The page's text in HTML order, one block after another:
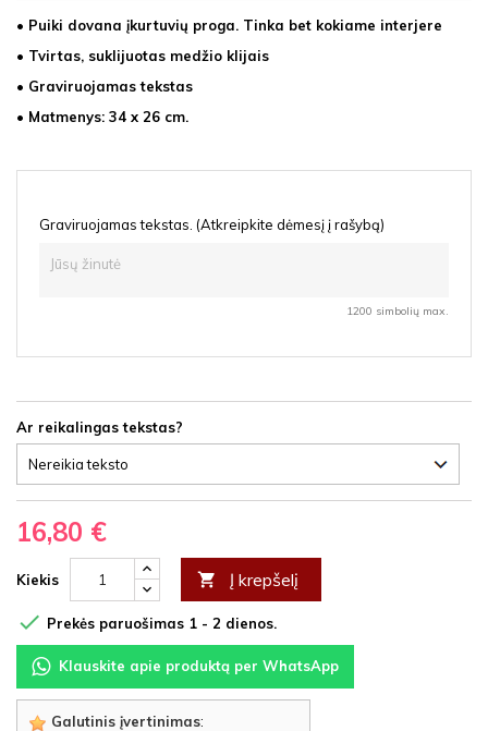
• Puiki dovana įkurtuvių proga. Tinka bet kokiame interjere
• Tvirtas, suklijuotas medžio klijais
• Graviruojamas tekstas
• Matmenys: 34 x 26 cm.
Graviruojamas tekstas. (Atkreipkite dėmesį į rašybą)
1200 simbolių max.
Ar reikalingas tekstas?
16,80 €
Kiekis  Į krepšelį
 Prekės paruošimas 1 - 2 dienos.
Klauskite apie produktą per WhatsApp
Galutinis įvertinimas: